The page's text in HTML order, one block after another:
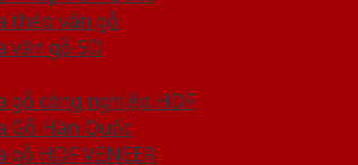
thép vân gỗ
vân gỗ 5D
gỗ công nghiệp HDF
Gỗ Hàn Quốc
gỗ HDF VENEER